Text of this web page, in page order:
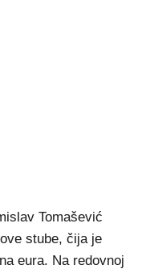
Tomašević
stube, čija je
eura. Na redovnoj